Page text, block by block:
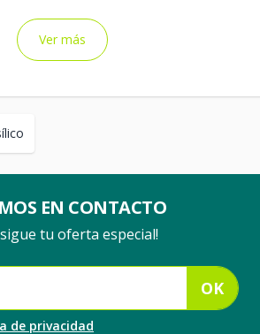
Ver más
EN CONTACTO
tu oferta especial!
OK
de privacidad